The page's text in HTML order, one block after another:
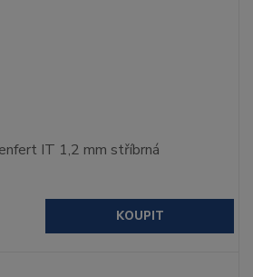
IT 1,2 mm stříbrná
KOUPIT